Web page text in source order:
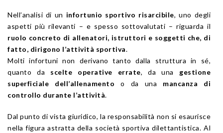
Nell’analisi di un infortunio sportivo risarcibile, uno degli
aspetti più rilevanti – e spesso sottovalutati – riguarda il
ruolo concreto di allenatori, istruttori e soggetti che, di
fatto, dirigono l’attività sportiva.
Molti infortuni non derivano tanto dalla struttura in sé,
quanto da scelte operative errate, da una gestione
superficiale dell’allenamento o da una mancanza di
controllo durante l’attività.
Dal punto di vista giuridico, la responsabilità non si esaurisce
nella figura astratta della società sportiva dilettantistica. Al